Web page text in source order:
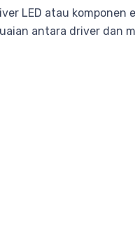
LED atau komponen
antara driver dan